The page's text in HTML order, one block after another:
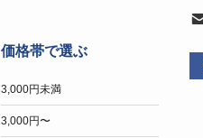
価格帯で選ぶ
3,000円未満
3,000円〜